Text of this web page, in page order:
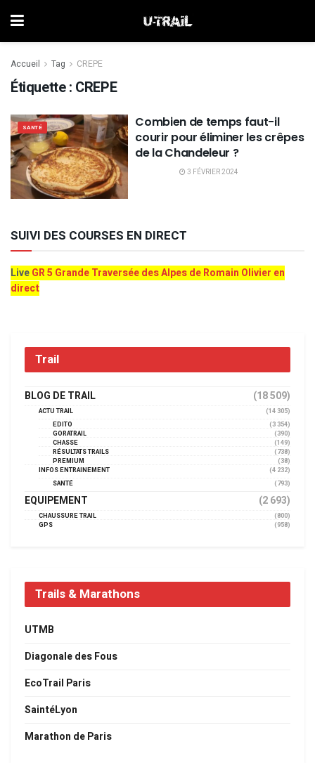
Accueil Tag CREPE
Étiquette : CREPE
SANTÉ
Combien de temps faut-il
courir pour éliminer les crêpes
de la Chandeleur ?
3 FÉVRIER 2024
SUIVI DES COURSES EN DIRECT
LiveGR 5 Grande Traversée des Alpes de Romain Olivier en
direct
Trail
BLOG DE TRAIL (18 509)
ACTU TRAIL
(14 305)
EDITO
(3 354)
GORATRAIL
(390)
CHASSE
(149)
RÉSULTATS TRAILS
(738)
PREMIUM
(38)
INFOS ENTRAINEMENT
(4 232)
SANTÉ
(793)
EQUIPEMENT (2 693)
CHAUSSURE TRAIL
(800)
GPS
(958)
Trails & Marathons
UTMB
Diagonale des Fous
EcoTrail Paris
SaintéLyon
Marathon de Paris